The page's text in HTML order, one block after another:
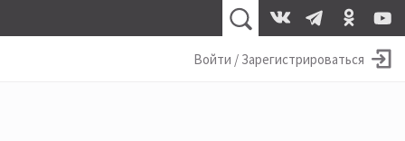
Войти / Зарегистрироваться